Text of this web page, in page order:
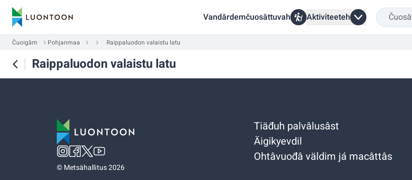
Vandârdemčuosâttuvah Aktiviteeteh
Čuoigâm Pohjanmaa Raippaluodon valaistu latu
Raippaluodon valaistu latu
©Metsähallitus 2026
Tiäđuh palvâlusâst
Äigikyevdil
Ohtâvuođâ väldim já macâttâs